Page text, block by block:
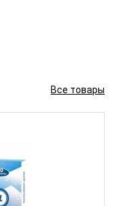
Все товары